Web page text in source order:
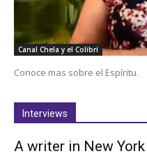
Canal Chela y el Colibrí
Conoce mas sobre el Espíritu.
Interviews
A writer in New York